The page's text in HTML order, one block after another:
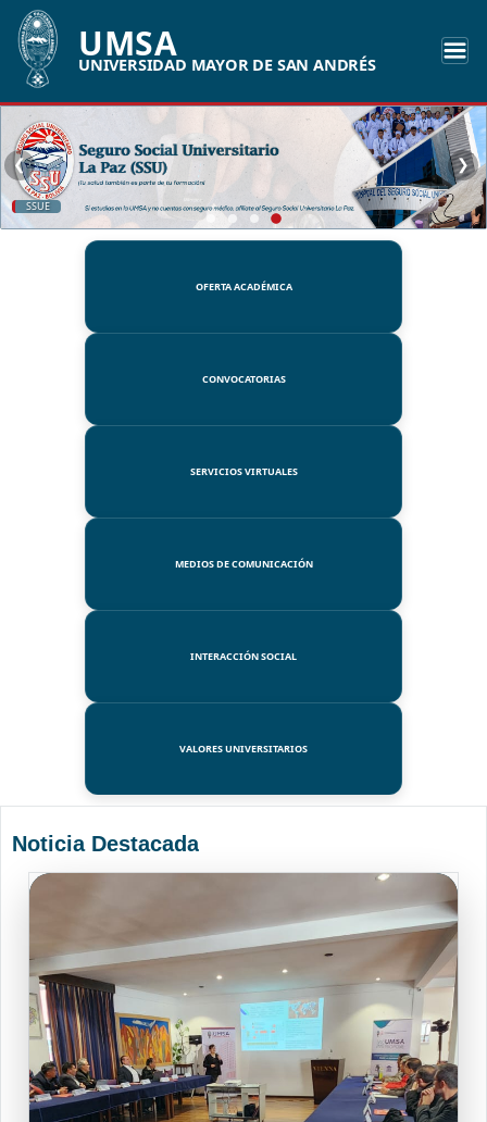
UMSA
UNIVERSIDAD MAYOR DE SAN ANDRÉS
SSUE
❮ ❯
OFERTA ACADÉMICA
CONVOCATORIAS
SERVICIOS VIRTUALES
MEDIOS DE COMUNICACIÓN
INTERACCIÓN SOCIAL
VALORES UNIVERSITARIOS
Noticia Destacada